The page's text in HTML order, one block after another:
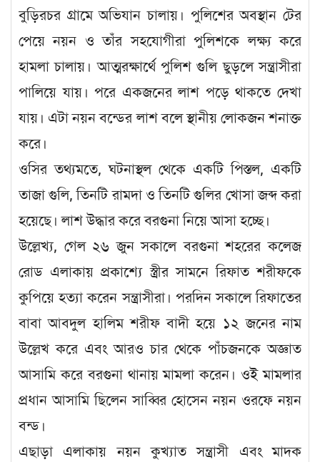
বুড়িরচর গ্রামে অভিযান চালায়। পুলিশের অবস্থান টের
পেয়ে নয়ন ও তাঁর সহযোগীরা পুলিশকে লক্ষ্য করে
হামলা চালায়। আত্মরক্ষার্থে পুলিশ গুলি ছুড়লে সন্ত্রাসীরা
পালিয়ে যায়। পরে একজনের লাশ পড়ে থাকতে দেখা
যায়। এটা নয়ন বন্ডের লাশ বলে স্থানীয় লোকজন শনাক্ত
করে।
ওসির তথ্যমতে, ঘটনাস্থল থেকে একটি পিস্তল, একটি
তাজা গুলি, তিনটি রামদা ও তিনটি গুলির খোসা জব্দ করা
হয়েছে। লাশ উদ্ধার করে বরগুনা নিয়ে আসা হচ্ছে।
উল্লেখ্য, গেল ২৬ জুন সকালে বরগুনা শহরের কলেজ
রোড এলাকায় প্রকাশ্যে স্ত্রীর সামনে রিফাত শরীফকে
কুপিয়ে হত্যা করেন সন্ত্রাসীরা। পরদিন সকালে রিফাতের
বাবা আবদুল হালিম শরীফ বাদী হয়ে ১২ জনের নাম
উল্লেখ করে এবং আরও চার থেকে পাঁচজনকে অজ্ঞাত
আসামি করে বরগুনা থানায় মামলা করেন। ওই মামলার
প্রধান আসামি ছিলেন সাব্বির হোসেন নয়ন ওরফে নয়ন
বন্ড।
এছাড়া এলাকায় নয়ন কুখ্যাত সন্ত্রাসী এবং মাদক